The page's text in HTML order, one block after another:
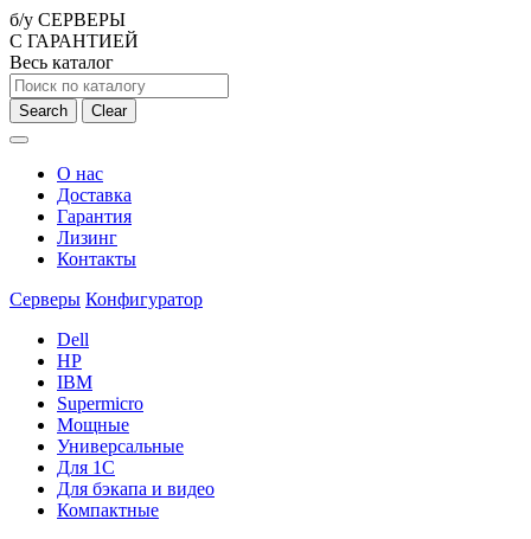
б/у СЕРВЕРЫ
С ГАРАНТИЕЙ
Весь каталог
Search Clear
О нас
Доставка
Гарантия
Лизинг
Контакты
Серверы Конфигуратор
Dell
HP
IBM
Supermicro
Мощные
Универсальные
Для 1С
Для бэкапа и видео
Компактные